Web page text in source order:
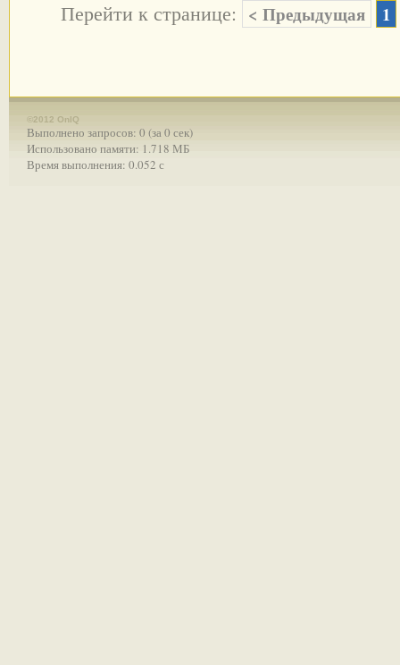
Перейти к странице: < Предыдущая 1
©2012 OnIQ
Выполнено запросов: 0 (за 0 сек)
Использовано памяти: 1.718 МБ
Время выполнения: 0.052 с